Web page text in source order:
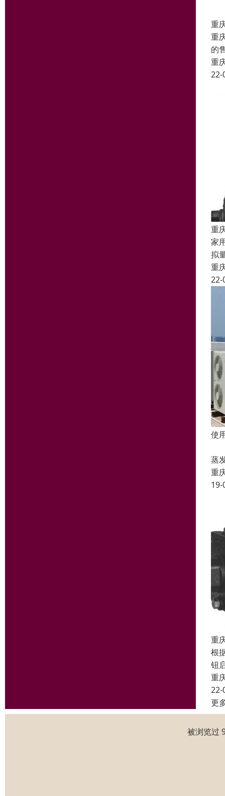
重
重
的
重
22-
重
家
拟
重
22-
使
蒸
重
19-
重
根
钮
重
22-
更
被浏览过